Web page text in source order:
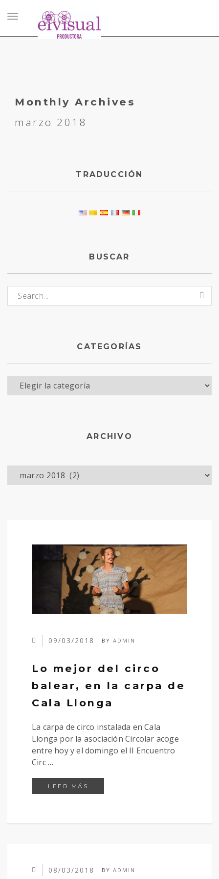
Toggle
navigation
Monthly Archives
marzo 2018
TRADUCCIÓN
BUSCAR
Buscar:
CATEGORÍAS
Categorías
ARCHIVO
09/03/2018 BYADMIN
Lo mejor del circo
balear, en la carpa de
Cala Llonga
La carpa de circo instalada en Cala
Llonga por la asociación Circolar acoge
entre hoy y el domingo el II Encuentro
Circ …
LEER MÁS
08/03/2018 BYADMIN